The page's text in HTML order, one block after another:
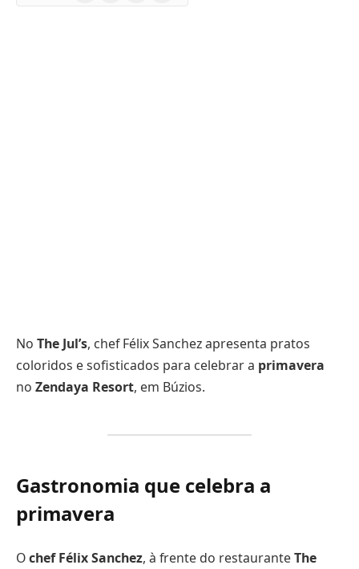
No The Jul’s, chef Félix Sanchez apresenta pratos
coloridos e sofisticados para celebrar a primavera
no Zendaya Resort, em Búzios.
Gastronomia que celebra a
primavera
Ochef Félix Sanchez, à frente do restauranteThe